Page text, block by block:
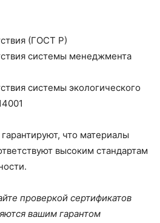
(ГОСТ Р)
системы менеджмента
системы экологического
что материалы
высоким стандартам
проверкой сертификатов
вашим гарантом